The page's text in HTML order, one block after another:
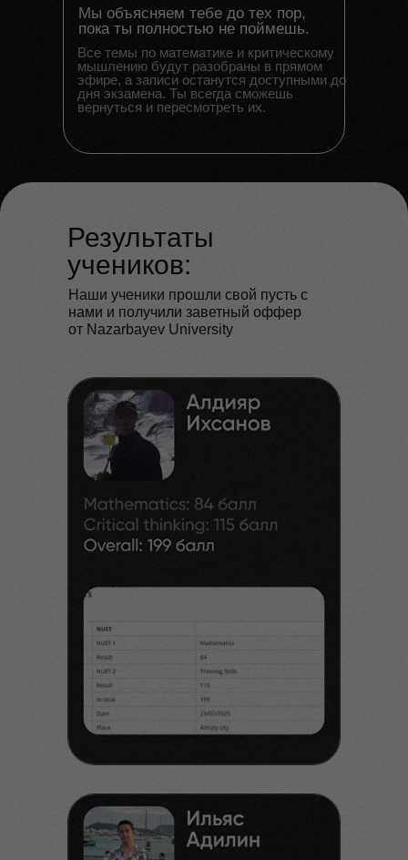
Мы объясняем тебе до тех пор,
пока ты полностью не поймешь.
Все темы по математике и критическому
мышлению будут разобраны в прямом
эфире, а записи останутся доступными до
дня экзамена. Ты всегда сможешь
вернуться и пересмотреть их.
Наши ученики прошли свой пусть с
нами и получили заветный оффер
от Nazarbayev University
Результаты
учеников: